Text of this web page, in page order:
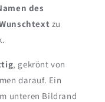
des
zu
, gekrönt von
darauf. Ein
unteren Bildrand